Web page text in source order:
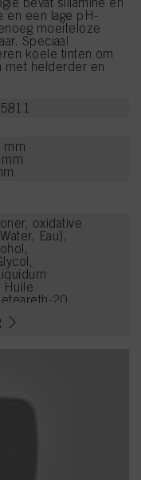
en een lage pH-
moeiteloze
Speciaal
koele tinten om
met helderder en
mm
oxidative
Eau),
Huile
20,
Bis-